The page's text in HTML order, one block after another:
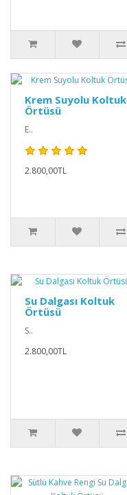
Krem Suyolu Koltuk
Örtüsü
E..
2.800,00TL
Su Dalgası Koltuk
Örtüsü
S..
2.800,00TL